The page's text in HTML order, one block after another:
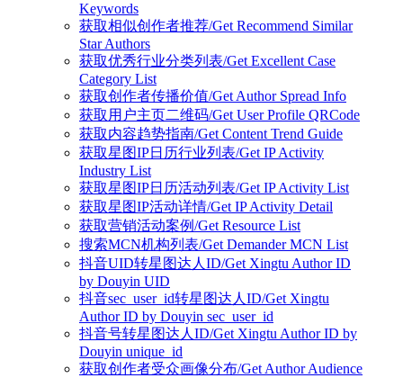
Keywords
获取相似创作者推荐/Get Recommend Similar
Star Authors
获取优秀行业分类列表/Get Excellent Case
Category List
获取创作者传播价值/Get Author Spread Info
获取用户主页二维码/Get User Profile QRCode
获取内容趋势指南/Get Content Trend Guide
获取星图IP日历行业列表/Get IP Activity
Industry List
获取星图IP日历活动列表/Get IP Activity List
获取星图IP活动详情/Get IP Activity Detail
获取营销活动案例/Get Resource List
搜索MCN机构列表/Get Demander MCN List
抖音UID转星图达人ID/Get Xingtu Author ID
by Douyin UID
抖音sec_user_id转星图达人ID/Get Xingtu
Author ID by Douyin sec_user_id
抖音号转星图达人ID/Get Xingtu Author ID by
Douyin unique_id
获取创作者受众画像分布/Get Author Audience